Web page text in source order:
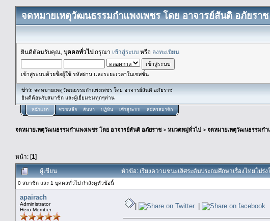
จดหมายเหตุวัฒนธรรมกำแพงเพชร โดย อาจารย์สันติ อภัยราช
ยินดีต้อนรับคุณ, บุคคลทั่วไปกรุณา เข้าสู่ระบบ หรือ ลงทะเบียน
เข้าสู่ระบบด้วยชื่อผู้ใช้ รหัสผ่าน และระยะเวลาในเซสชั่น
ข่าว: จดหมายเหตุวัฒนธรรมกำแพงเพชร โดย อาจารย์สันติ อภัยราช
ยินดีต้อนรับสมาชิก และผู้เยื่ยมชมทุกๆท่าน
หน้าแรก ช่วยเหลือ ค้นหา ปฏิทิน เข้าสู่ระบบ สมัครสมาชิก
จดหมายเหตุวัฒนธรรมกำแพงเพชร โดย อาจารย์สันติ อภัยราช> หมวดหมู่ทั่วไป > จดหมายเหตุวัฒนธรรมกำ
หน้า: [1]
ผู้เขียน หัวข้อ: เรียงความชนะเลิศระดับประถมศึกษาเรื่องไทยโป
0 สมาชิก และ 1 บุคคลทั่วไป กำลังดูหัวข้อนี้
apairach
Administrator
Hero Member
| |